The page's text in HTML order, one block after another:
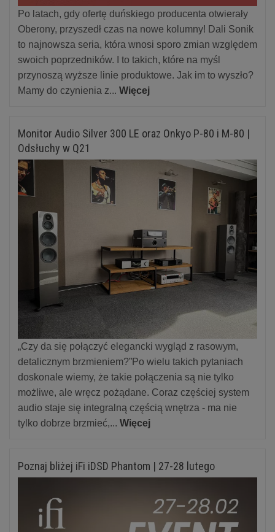
Po latach, gdy ofertę duńskiego producenta otwierały
Oberony, przyszedł czas na nowe kolumny! Dali Sonik
to najnowsza seria, która wnosi sporo zmian względem
swoich poprzedników. I to takich, które na myśl
przynoszą wyższe linie produktowe. Jak im to wyszło?
Mamy do czynienia z... Więcej
Monitor Audio Silver 300 LE oraz Onkyo P-80 i M-80 |
Odsłuchy w Q21
„Czy da się połączyć elegancki wygląd z rasowym,
detalicznym brzmieniem?”Po wielu takich pytaniach
doskonale wiemy, że takie połączenia są nie tylko
możliwe, ale wręcz pożądane. Coraz częściej system
audio staje się integralną częścią wnętrza - ma nie
tylko dobrze brzmieć,... Więcej
Poznaj bliżej iFi iDSD Phantom | 27-28 lutego